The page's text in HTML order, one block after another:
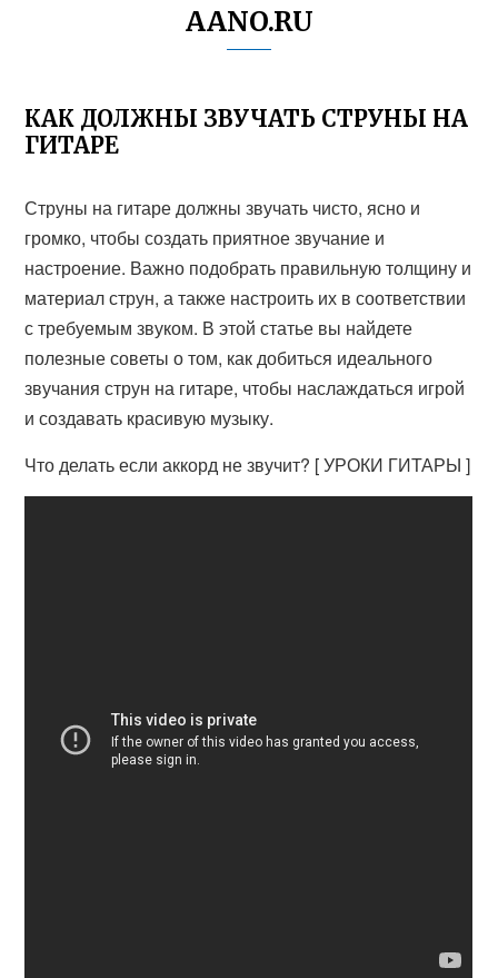
AANO.RU
КАК ДОЛЖНЫ ЗВУЧАТЬ СТРУНЫ НА
ГИТАРЕ
Струны на гитаре должны звучать чисто, ясно и
громко, чтобы создать приятное звучание и
настроение. Важно подобрать правильную толщину и
материал струн, а также настроить их в соответствии
с требуемым звуком. В этой статье вы найдете
полезные советы о том, как добиться идеального
звучания струн на гитаре, чтобы наслаждаться игрой
и создавать красивую музыку.
Что делать если аккорд не звучит? [ УРОКИ ГИТАРЫ ]